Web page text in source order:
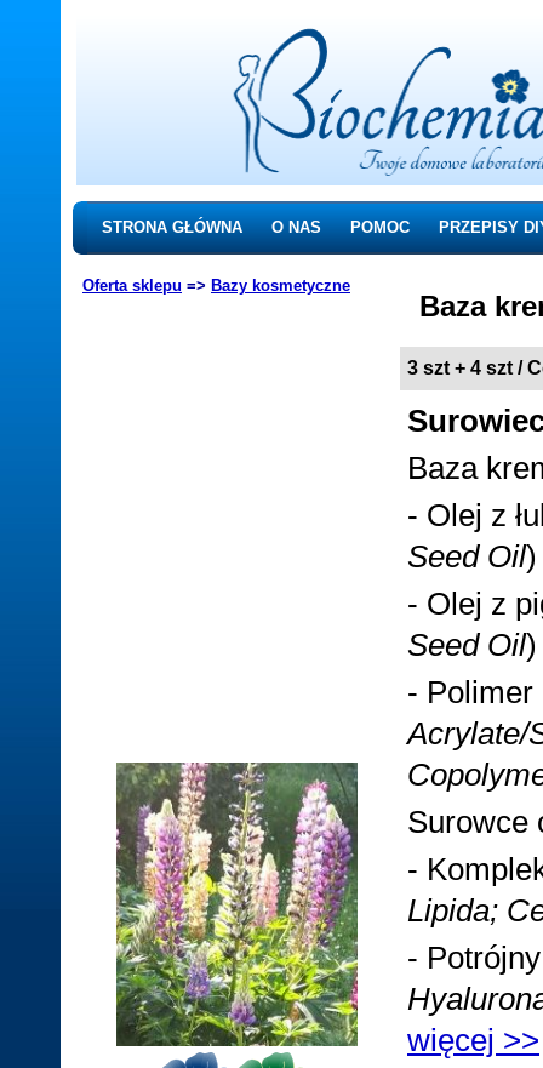
STRONA GŁÓWNA O NAS POMOC PRZEPISY
Oferta sklepu => Bazy kosmetyczne
Baza
3 szt + 4 szt /
Baza
- Olej z
Seed Oil
- Olej z
Seed Oil
- Polimer
Acrylate/
Surowce
-
Lipida;
-
więcej >>